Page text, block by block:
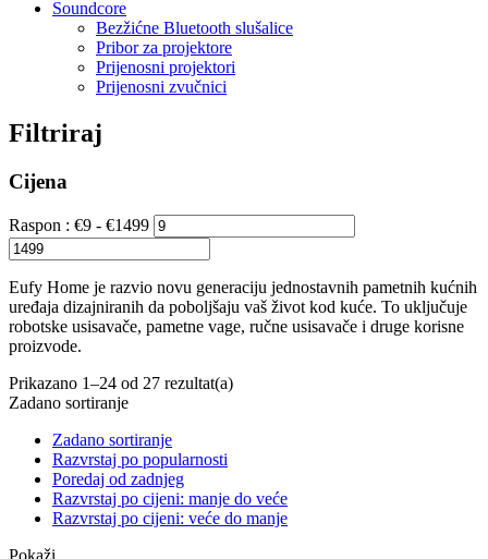
Soundcore
Bezžićne Bluetooth slušalice
Pribor za projektore
Prijenosni projektori
Prijenosni zvučnici
Filtriraj
Cijena
Raspon : €9 - €1499
Eufy Home je razvio novu generaciju jednostavnih pametnih kućnih
uređaja dizajniranih da poboljšaju vaš život kod kuće. To uključuje
robotske usisavače, pametne vage, ručne usisavače i druge korisne
proizvode.
Prikazano 1–24 od 27 rezultat(a)
Zadano sortiranje
Zadano sortiranje
Razvrstaj po popularnosti
Poredaj od zadnjeg
Razvrstaj po cijeni: manje do veće
Razvrstaj po cijeni: veće do manje
Pokaži